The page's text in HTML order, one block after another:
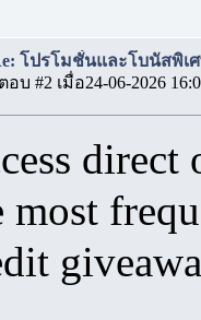
โปรโมชั่นและโบนัสพิเ
อบ #2 เมื่อ24-06-2026
direct
most